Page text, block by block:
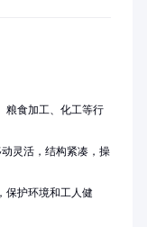
粮食加工、化工等行
灵活，结构紧凑，操
保护环境和工人健